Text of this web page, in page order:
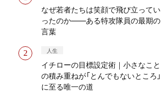
なぜ若者たちは笑顔で飛び立ってい
ったのか——ある特攻隊員の最期の
言葉
人生
イチローの目標設定術｜小さなこと
の積み重ねが「とんでもないところ」
に至る唯一の道